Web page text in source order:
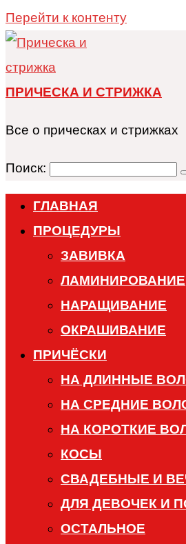
Перейти к контенту
ПРИЧЕСКА И СТРИЖКА
Все о прическах и стрижках
Поиск:
ГЛАВНАЯ
ПРОЦЕДУРЫ
ЗАВИВКА
ЛАМИНИРОВАНИЕ
НАРАЩИВАНИЕ
ОКРАШИВАНИЕ
ПРИЧЁСКИ
НА ДЛИННЫЕ
НА СРЕДНИЕ
НА КОРОТКИЕ
КОСЫ
СВАДЕБНЫЕ И
ДЛЯ ДЕВОЧЕК И
ОСТАЛЬНОЕ